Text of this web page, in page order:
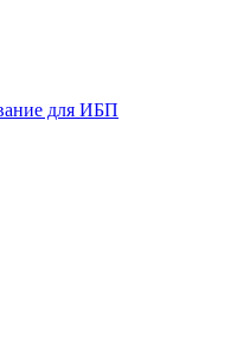
для ИБП